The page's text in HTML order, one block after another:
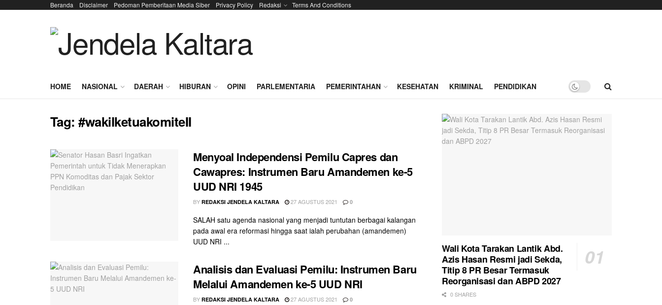
Beranda Disclaimer Pedoman Pemberitaan Media Siber Privacy Policy Redaksi Terms And Conditions
HOME NASIONAL DAERAH HIBURAN OPINI PARLEMENTARIA PEMERINTAHAN KESEHATAN KRIMINAL PENDIDIKAN
Tag:#wakilketuakomiteII
Menyoal Independensi Pemilu Capres dan
Cawapres: Instrumen Baru Amandemen ke-5
UUD NRI 1945
BY REDAKSI JENDELA KALTARA 27 AGUSTUS 2021 0
SALAH satu agenda nasional yang menjadi tuntutan berbagai kalangan
pada awal era reformasi hingga saat ialah perubahan (amandemen)
UUD NRI ...
Analisis dan Evaluasi Pemilu: Instrumen Baru
Melalui Amandemen ke-5 UUD NRI
BY REDAKSI JENDELA KALTARA 27 AGUSTUS 2021 0
Wali Kota Tarakan Lantik Abd.
Azis Hasan Resmi jadi Sekda,
Titip 8 PR Besar Termasuk
Reorganisasi dan ABPD 2027
0 SHARES